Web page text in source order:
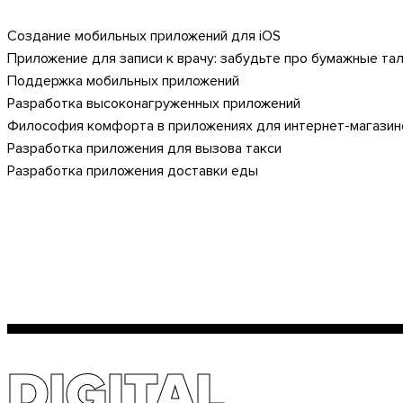
Создание мобильных приложений для iOS
Приложение для записи к врачу: забудьте про бумажные
Поддержка мобильных приложений
Разработка высоконагруженных приложений
Философия комфорта в приложениях для интернет-
Разработка приложения для вызова такси
Разработка приложения доставки еды